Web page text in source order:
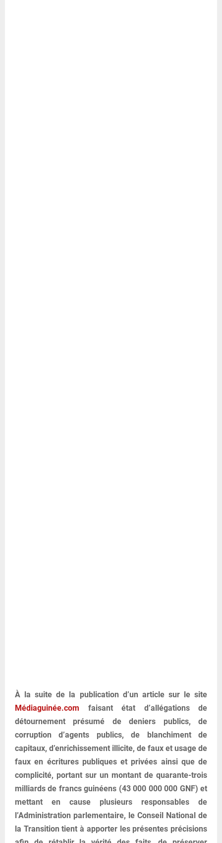
À la suite de la publication d’un article sur le site
Médiaguinée.com faisant état d’allégations de
détournement présumé de deniers publics, de
corruption d’agents publics, de blanchiment de
capitaux, d’enrichissement illicite, de faux et usage de
faux en écritures publiques et privées ainsi que de
complicité, portant sur un montant de quarante-trois
milliards de francs guinéens (43 000 000 000 GNF) et
mettant en cause plusieurs responsables de
l’Administration parlementaire, le Conseil National de
la Transition tient à apporter les présentes précisions